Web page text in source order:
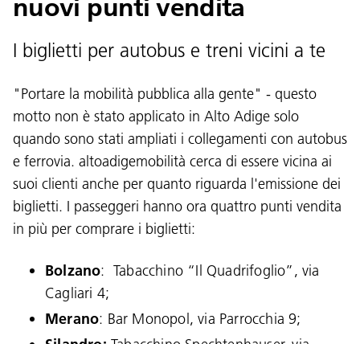
nuovi punti vendita
I biglietti per autobus e treni vicini a te
"Portare la mobilità pubblica alla gente" - questo
motto non è stato applicato in Alto Adige solo
quando sono stati ampliati i collegamenti con autobus
e ferrovia. altoadigemobilità cerca di essere vicina ai
suoi clienti anche per quanto riguarda l'emissione dei
biglietti. I passeggeri hanno ora quattro punti vendita
in più per comprare i biglietti:
Bolzano: Tabacchino “Il Quadrifoglio”, via
Cagliari 4;
Merano: Bar Monopol, via Parrocchia 9;